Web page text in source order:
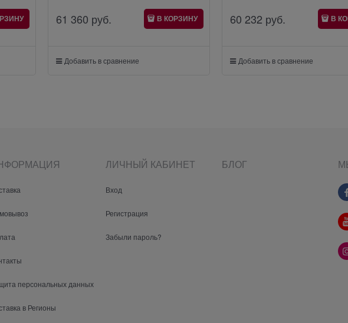
61 360 руб. В КОРЗИНУ
Добавить в сравнение
60 232 руб. В
Добавить в сравнение
персональных данных
в Регионы
ЛИЧНЫЙ КАБИНЕТ
Вход
Регистрация
Забыли пароль?
БЛОГ